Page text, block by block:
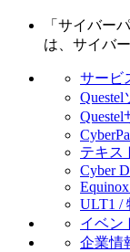
「サイバー
は、サイバ
サービ
Questel
テキス
Cyber
ULT1 /
イベン
企業情